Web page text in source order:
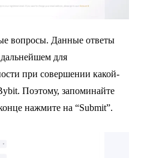
вопросы. Данные ответы
для
при совершении какой-
Поэтому, запоминайте
нажмите на “Submit”.